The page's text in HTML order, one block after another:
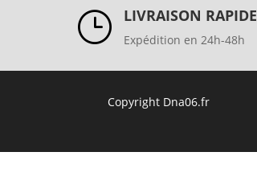
} LIVRAISON RAPIDE
Expédition en 24h-48h
Copyright Dna06.fr